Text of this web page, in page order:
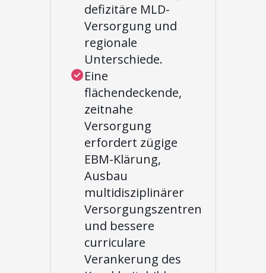
defizitäre MLD-
Versorgung und
regionale
Unterschiede.
Eine
flächendeckende,
zeitnahe
Versorgung
erfordert zügige
EBM-Klärung,
Ausbau
multidisziplinärer
Versorgungszentren
und bessere
curriculare
Verankerung des